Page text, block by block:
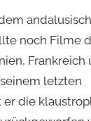
noch Filme
Frankreich
letzten
er die